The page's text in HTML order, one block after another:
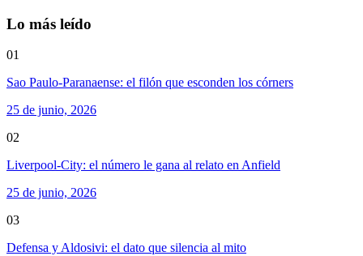
Lo más leído
01
Sao Paulo-Paranaense: el filón que esconden los córners
25 de junio, 2026
02
Liverpool-City: el número le gana al relato en Anfield
25 de junio, 2026
03
Defensa y Aldosivi: el dato que silencia al mito